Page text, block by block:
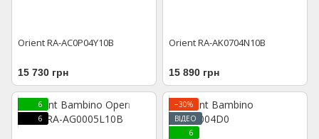
Orient RA-AC0P04Y10B
15 730 грн
Orient RA-AK0704N10B
15 890 грн
6
6
−30%
ВІДЕО
6